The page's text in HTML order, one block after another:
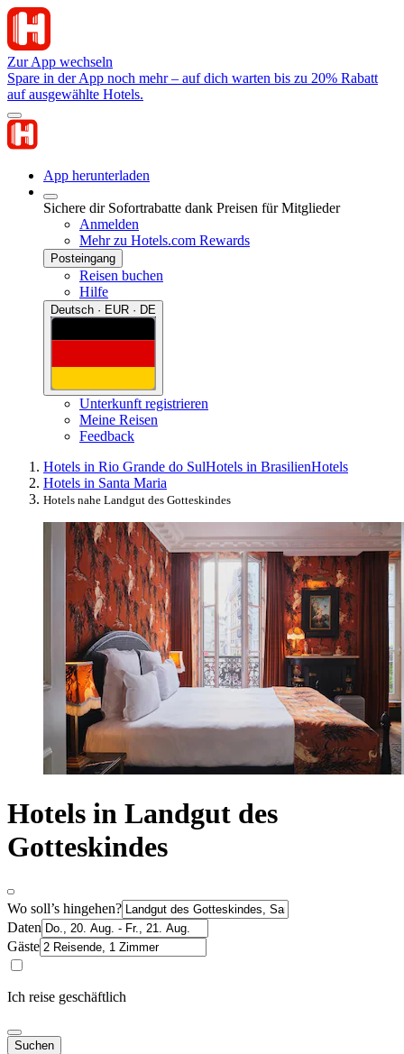
Zur App wechseln
Spare in der App noch mehr – auf dich warten bis zu 20% Rabatt
auf ausgewählte Hotels.
App herunterladen
Sichere dir Sofortrabatte dank Preisen für Mitglieder
Anmelden
Mehr zu Hotels.com Rewards
Posteingang
Reisen buchen
Hilfe
Deutsch · EUR · DE
Unterkunft registrieren
Meine Reisen
Feedback
Hotels in Rio Grande do SulHotels in BrasilienHotels
Hotels in Santa Maria
Hotels nahe Landgut des Gotteskindes
Hotels in Landgut des
Gotteskindes
Wo soll’s hingehen?
Daten
Gäste
Ich reise geschäftlich
Suchen